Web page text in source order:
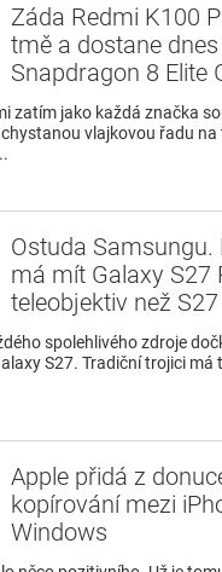
Záda Redmi K100
tmě a dostane
Snapdragon 8 Elite
zatím jako každá značka
vlajkovou řadu na
Ostuda Samsungu.
má mít Galaxy S27
teleobjektiv než
spolehlivého zdroje
S27. Tradiční trojici má
Apple přidá z
kopírování mezi
Windows